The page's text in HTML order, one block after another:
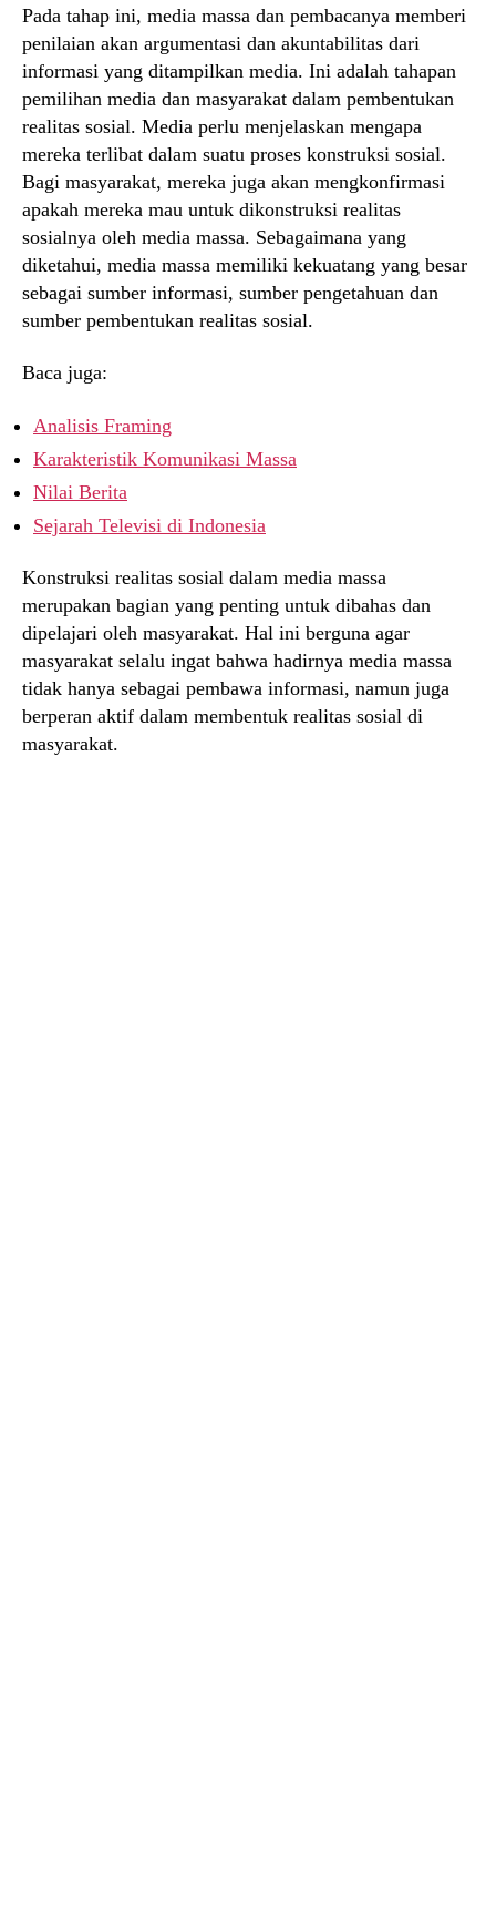
Pada tahap ini, media massa dan pembacanya memberi
penilaian akan argumentasi dan akuntabilitas dari
informasi yang ditampilkan media. Ini adalah tahapan
pemilihan media dan masyarakat dalam pembentukan
realitas sosial. Media perlu menjelaskan mengapa
mereka terlibat dalam suatu proses konstruksi sosial.
Bagi masyarakat, mereka juga akan mengkonfirmasi
apakah mereka mau untuk dikonstruksi realitas
sosialnya oleh media massa. Sebagaimana yang
diketahui, media massa memiliki kekuatang yang besar
sebagai sumber informasi, sumber pengetahuan dan
sumber pembentukan realitas sosial.
Baca juga:
Analisis Framing
Karakteristik Komunikasi Massa
Nilai Berita
Sejarah Televisi di Indonesia
Konstruksi realitas sosial dalam media massa
merupakan bagian yang penting untuk dibahas dan
dipelajari oleh masyarakat. Hal ini berguna agar
masyarakat selalu ingat bahwa hadirnya media massa
tidak hanya sebagai pembawa informasi, namun juga
berperan aktif dalam membentuk realitas sosial di
masyarakat.